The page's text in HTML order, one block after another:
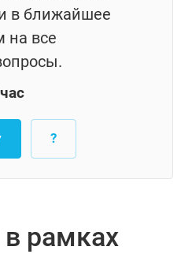
в ближайшее
на все
?
в рамках